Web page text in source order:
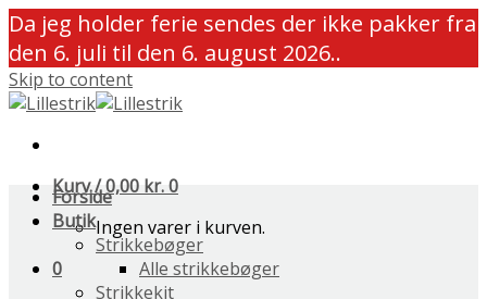
Da jeg holder ferie sendes der ikke pakker fra
den 6. juli til den 6. august 2026..
Skip to content
Kurv /0,00 kr.0
Ingen varer i kurven.
0
Forside
Butik
Strikkebøger
Alle strikkebøger
Strikkekit